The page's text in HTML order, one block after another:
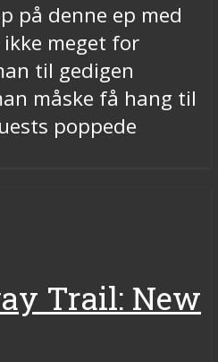
på denne ep med
meget for
til gedigen
måske få hang til
poppede
Trail: New